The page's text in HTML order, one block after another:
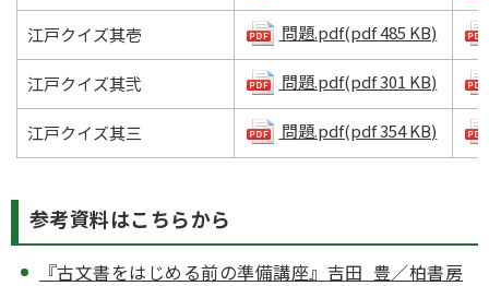
江戸クイズ其壱 問題.pdf(pdf 485 KB)
江戸クイズ其弐 問題.pdf(pdf 301 KB)
江戸クイズ其三 問題.pdf(pdf 354 KB)
参考資料はこちらから
『古文書をはじめる前の準備講座』吉田 豊／柏書房